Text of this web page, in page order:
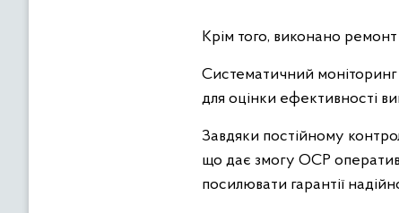
Крім того, виконано
Систематичний моніторинг
для оцінки ефективності
Завдяки постійному
що дає змогу ОСР
посилювати гарантії